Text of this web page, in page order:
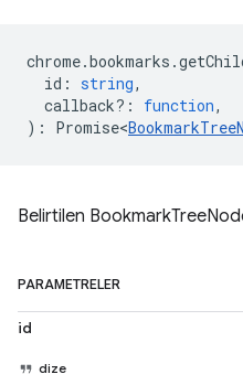
chrome.bookmarks .
id : string,
callback? : function,
) : Promise<
Belirtilen
PARAMETRELER
id
dize